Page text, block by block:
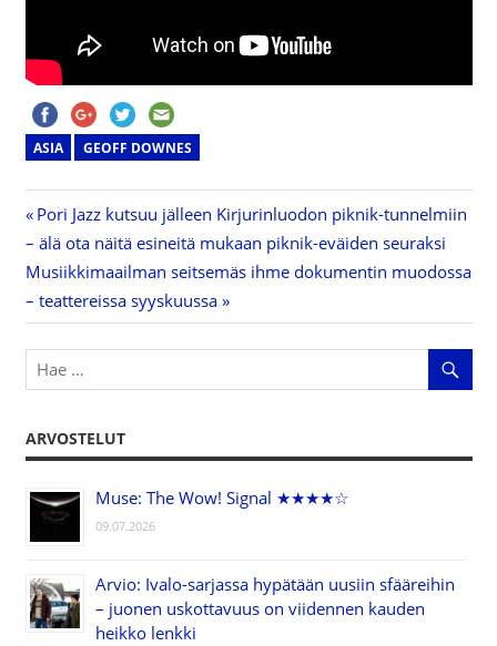
ASIA GEOFF DOWNES
Artikkelien
selaus
Previous
Post:
Pori Jazz kutsuu jälleen Kirjurinluodon piknik-tunnelmiin
– älä ota näitä esineitä mukaan piknik-eväiden seuraksi
Next
Post:
Musiikkimaailman seitsemäs ihme dokumentin muodossa
– teattereissa syyskuussa
ARVOSTELUT
Muse: The Wow! Signal ★★★★☆
09.07.2026
Arvio: Ivalo-sarjassa hypätään uusiin sfääreihin
– juonen uskottavuus on viidennen kauden
heikko lenkki